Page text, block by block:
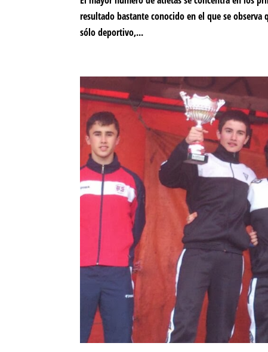
resultado bastante conocido en el que se
sólo deportivo,...